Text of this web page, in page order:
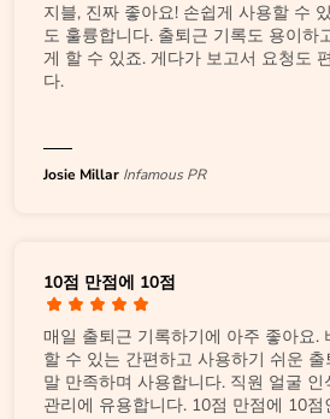
지블, 진짜 좋아요! 손쉽게 사용할 수
도 훌륭합니다. 출퇴근 기록도 용이하
게 할 수 있죠. 게다가 보고서 요청도
다.
Josie Millar Infamous PR
10점 만점에 10점
매일 출퇴근 기록하기에 아주 좋아요.
할 수 있는 간편하고 사용하기 쉬운
말 만족하며 사용합니다. 직원 얼굴
관리에 유용합니다. 10점 만점에 10